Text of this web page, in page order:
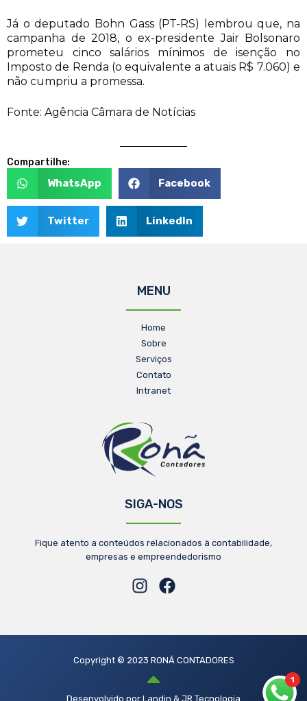
Já o deputado Bohn Gass (PT-RS) lembrou que, na
campanha de 2018, o ex-presidente Jair Bolsonaro
prometeu cinco salários mínimos de isenção no
Imposto de Renda (o equivalente a atuais R$ 7.060) e
não cumpriu a promessa.
Fonte: Agência Câmara de Notícias
Compartilhe:
WhatsApp Facebook
Twitter LinkedIn
MENU
Home
Sobre
Serviços
Contato
Intranet
SIGA-NOS
Fique atento a conteúdos relacionados à contabilidade,
empresas e empreendedorismo
Copyright © 2023 RONÃ CONTADORES
Desenvolvido por Landin & JR Tecnologia
1